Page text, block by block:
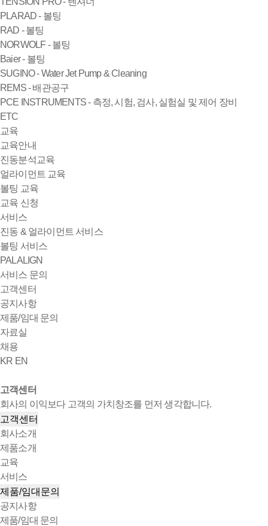
PLARAD - 볼팅
RAD - 볼팅
NORWOLF - 볼팅
Baier - 볼팅
SUGINO - Water Jet Pump & Cleaning
REMS - 배관공구
PCE INSTRUMENTS - 측정, 시험, 검사, 실험실 및 제어 장비
ETC
교육
교육안내
진동분석교육
얼라이먼트 교육
볼팅 교육
교육 신청
서비스
진동 & 얼라이먼트 서비스
볼팅 서비스
PALALIGN
서비스 문의
고객센터
공지사항
제품/임대 문의
자료실
채용
KR EN
고객센터
회사의 이익보다 고객의 가치창조를 먼저 생각합니다.
고객센터
회사소개
제품소개
교육
서비스
제품/임대문의
공지사항
제품/임대 문의